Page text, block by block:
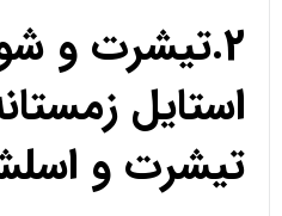
2.تیشرت و
استایل
تیشرت و